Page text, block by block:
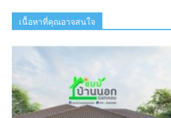
เนื้อหาที่คุณอาจสนใจ